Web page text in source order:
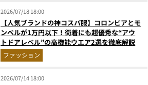
2026/07/18 18:00
【人気ブランドの神コスパ服】コロンビアとモ
ンベルが1万円以下！街着にも超優秀な“アウ
トドアレベル”の高機能ウエア2選を徹底解説
ファッション
2026/07/14 18:00